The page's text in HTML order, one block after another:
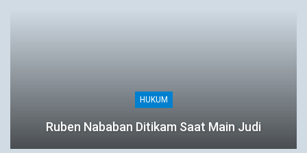
HUKUM
Ruben Nababan Ditikam Saat Main Judi